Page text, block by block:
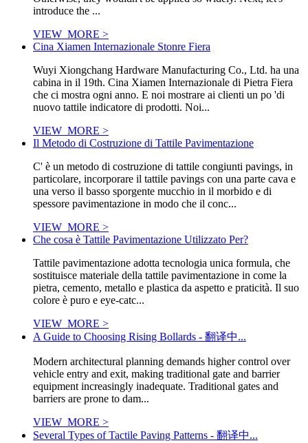
introduce the ...
VIEW_MORE >
Cina Xiamen Internazionale Stonre Fiera
Wuyi Xiongchang Hardware Manufacturing Co., Ltd. ha una
cabina in il 19th. Cina Xiamen Internazionale di Pietra Fiera
che ci mostra ogni anno. E noi mostrare ai clienti un po 'di
nuovo tattile indicatore di prodotti. Noi...
VIEW_MORE >
Il Metodo di Costruzione di Tattile Pavimentazione
C' è un metodo di costruzione di tattile congiunti pavings, in
particolare, incorporare il tattile pavings con una parte cava e
una verso il basso sporgente mucchio in il morbido e di
spessore pavimentazione in modo che il conc...
VIEW_MORE >
Che cosa è Tattile Pavimentazione Utilizzato Per?
Tattile pavimentazione adotta tecnologia unica formula, che
sostituisce materiale della tattile pavimentazione in come la
pietra, cemento, metallo e plastica da aspetto e praticità. Il suo
colore è puro e eye-catc...
VIEW_MORE >
A Guide to Choosing Rising Bollards - 翻译中...
Modern architectural planning demands higher control over
vehicle entry and exit, making traditional gate and barrier
equipment increasingly inadequate. Traditional gates and
barriers are prone to dam...
VIEW_MORE >
Several Types of Tactile Paving Patterns - 翻译中...